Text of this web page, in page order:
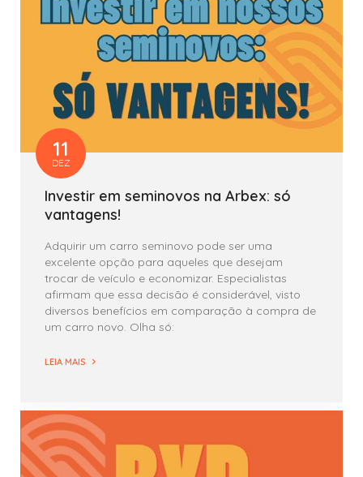
11
DEZ
Investir em seminovos na Arbex: só
vantagens!
Adquirir um carro seminovo pode ser uma
excelente opção para aqueles que desejam
trocar de veículo e economizar. Especialistas
afirmam que essa decisão é considerável, visto
diversos benefícios em comparação à compra de
um carro novo. Olha só:
LEIA MAIS